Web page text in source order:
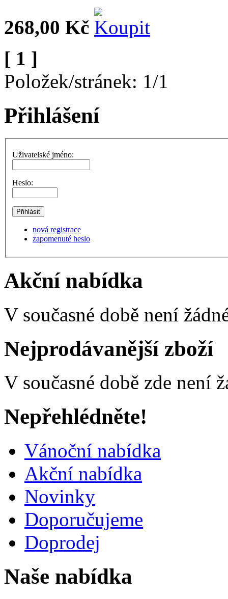
268,00 Kč
[ 1 ]
Položek/stránek: 1/1
Přihlášení
Uživatelské jméno:
Heslo:
nová registrace
zapomenuté heslo
Akční nabídka
V současné době není
Nejprodávanější zboží
V současné době zde není
Nepřehlédněte!
Vánoční nabídka
Akční nabídka
Novinky
Doporučujeme
Doprodej
Naše nabídka